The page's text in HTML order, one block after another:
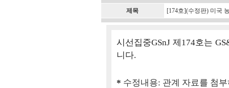
제목 [174호](수정판) 미국
시선집중GSnJ 제174호는
니다.
* 수정내용: 관계 자료를 첨